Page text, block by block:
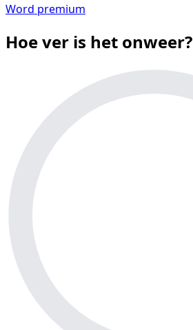
Word premium
Hoe ver is het onweer?